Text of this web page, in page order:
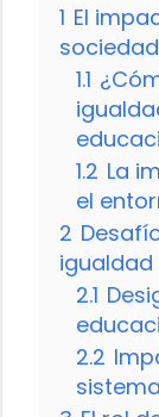
1 El
sociedad
1.1
1.2 La
el
2
2.1
2.2